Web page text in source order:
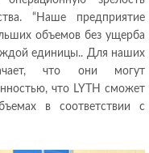
“Наше предприятие
объемов без ущерба
единицы.. Для наших
что они могут
что LYTH сможет
в соответствии с